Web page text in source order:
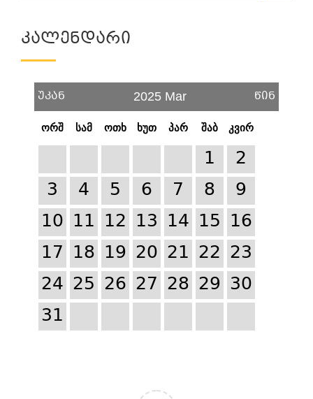
Კალენდარი
უკან 2025 Mar წინ
ორშ სამ ოთხ ხუთ პარ შაბ კვირ
1
2
3
4 5 6 7 8
9
10 11 12 13 14 15 16
17 18 19 20 21 22 23
24 25 26 27 28 29 30
31